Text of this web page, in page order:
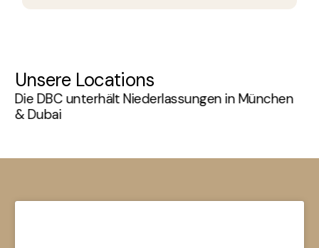
Unsere Locations
Die DBC unterhält Niederlassungen in München
& Dubai